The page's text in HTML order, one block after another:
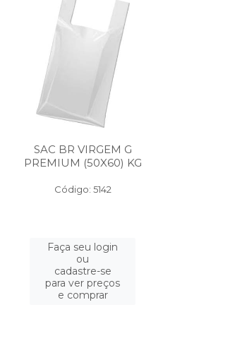
SAC BR VIRGEM G
PREMIUM (50X60) KG
Código: 5142
Faça seu login
ou
cadastre-se
para ver preços
e comprar